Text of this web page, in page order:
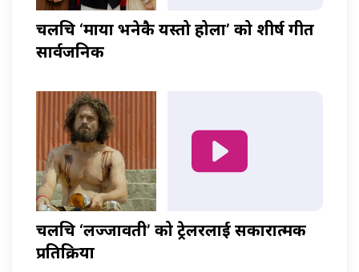
चलचित्र ‘माया भनेकै यस्तो होला’ को शीर्ष गीत
सार्वजनिक
चलचित्र ‘लज्जावती’ को ट्रेलरलाई सकारात्मक
प्रतिक्रिया